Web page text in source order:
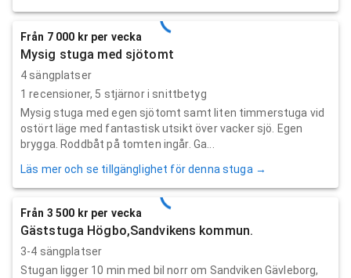
Från 7 000 kr per vecka
Mysig stuga med sjötomt
4 sängplatser
1 recensioner, 5 stjärnor i snittbetyg
Mysig stuga med egen sjötomt samt liten timmerstuga vid
ostört läge med fantastisk utsikt över vacker sjö. Egen
brygga. Roddbåt på tomten ingår. Ga...
Läs mer och se tillgänglighet för denna stuga →
Från 3 500 kr per vecka
Gäststuga Högbo,Sandvikens kommun.
3-4 sängplatser
Stugan ligger 10 min med bil norr om Sandviken Gävleborg,